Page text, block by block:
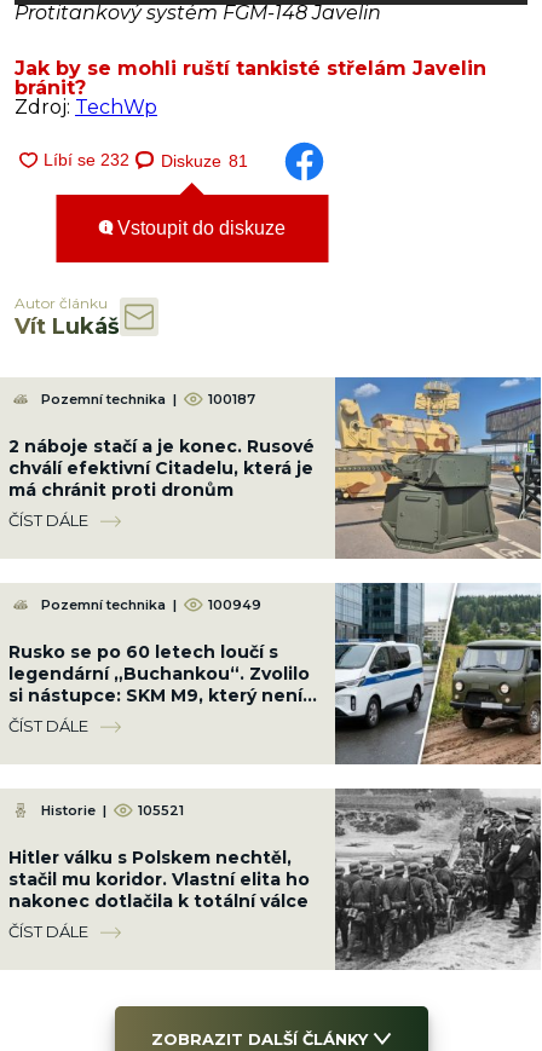
Protitankový systém FGM-148 Javelin
Jak by se mohli ruští tankisté střelám Javelin
bránit?
Zdroj: TechWp
Diskuze 81
Vstoupit do diskuze
Autor článku
Vít Lukáš
Pozemní technika | 100187
2 náboje stačí a je konec. Rusové
chválí efektivní Citadelu, která je
má chránit proti dronům
ČÍST DÁLE
Pozemní technika | 100949
Rusko se po 60 letech loučí s
legendární „Buchankou“. Zvolilo
si nástupce: SKM M9, který není
ruský, ale „přemalovaný Číňan“
ČÍST DÁLE
Historie | 105521
Hitler válku s Polskem nechtěl,
stačil mu koridor. Vlastní elita ho
nakonec dotlačila k totální válce
ČÍST DÁLE
ZOBRAZIT DALŠÍ ČLÁNKY